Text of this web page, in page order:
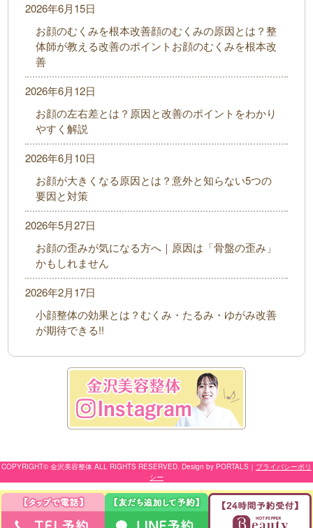
お顔のむくみを根本改善顔のむくみの原因とは？整
体師が教える改善のポイントお顔のむくみを根本改
善
2026年6月15日
お顔の左右差とは？原因と改善のポイントをわかり
やすく解説
2026年6月12日
お顔が大きくなる原因とは？意外と知らない5つの
要因と対策
2026年6月10日
お顔の歪みが気になる方へ｜原因は「骨盤の歪み」
かもしれません
2026年5月27日
小顔整体の効果とは？むくみ・たるみ・ゆがみ改善
が期待できる!!
2026年2月17日
COPYRIGHT© 金沢美容整体 ALL RIGHTS RESERVED. Design by PORTALS ｜ プライバシーポリ
シー